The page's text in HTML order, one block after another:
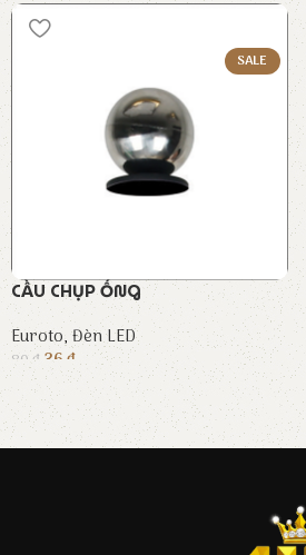
SALE
CẦU CHỤP ỐNG
Euroto,Đèn LED
80₫ 36₫